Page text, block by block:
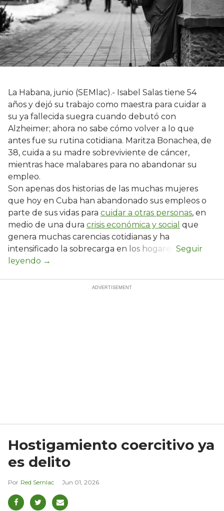
La Habana, junio (SEMlac).- Isabel Salas tiene 54
años y dejó su trabajo como maestra para cuidar a
su ya fallecida suegra cuando debutó con
Alzheimer; ahora no sabe cómo volver a lo que
antes fue su rutina cotidiana. Maritza Bonachea, de
38, cuida a su madre sobreviviente de cáncer,
mientras hace malabares para no abandonar su
empleo.
Son apenas dos historias de las muchas mujeres
que hoy en Cuba han abandonado sus empleos o
parte de sus vidas para cuidar a otras personas, en
medio de una dura crisis económica y social que
genera muchas carencias cotidianas y ha
intensificado la sobrecarga en los hogares.
Hostigamiento coercitivo ya
es delito
Red Semlac Jun 01, 2026